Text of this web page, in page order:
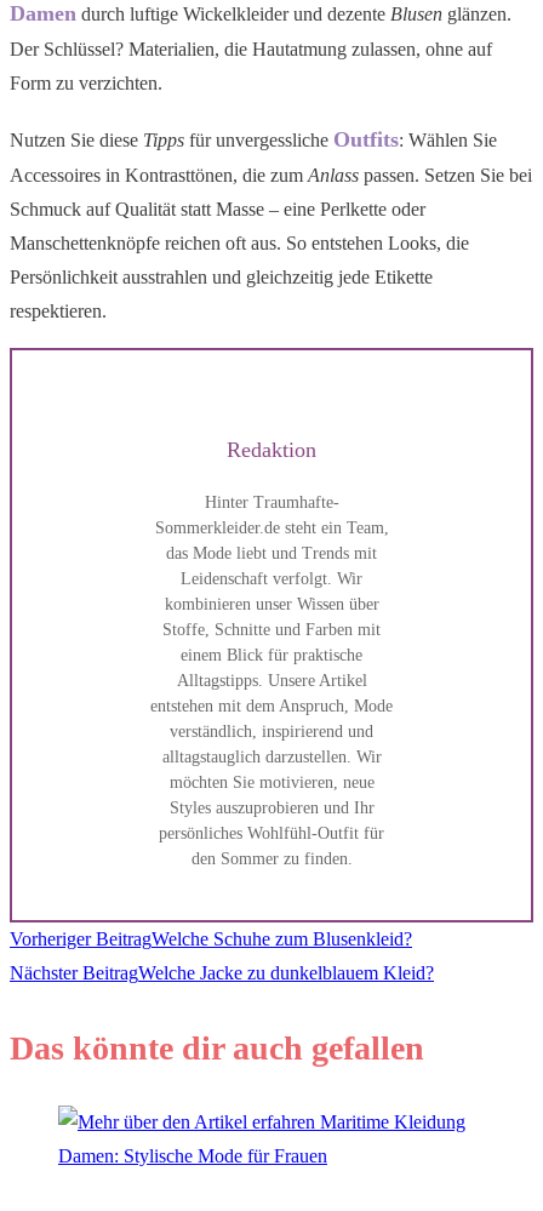
Damen durch luftige Wickelkleider und dezente Blusen glänzen.
Der Schlüssel? Materialien, die Hautatmung zulassen, ohne auf
Form zu verzichten.
Nutzen Sie diese Tipps für unvergessliche Outfits: Wählen Sie
Accessoires in Kontrasttönen, die zum Anlass passen. Setzen Sie bei
Schmuck auf Qualität statt Masse – eine Perlkette oder
Manschettenknöpfe reichen oft aus. So entstehen Looks, die
Persönlichkeit ausstrahlen und gleichzeitig jede Etikette
respektieren.
Redaktion
Hinter Traumhafte-
Sommerkleider.de steht ein Team,
das Mode liebt und Trends mit
Leidenschaft verfolgt. Wir
kombinieren unser Wissen über
Stoffe, Schnitte und Farben mit
einem Blick für praktische
Alltagstipps. Unsere Artikel
entstehen mit dem Anspruch, Mode
verständlich, inspirierend und
alltagstauglich darzustellen. Wir
möchten Sie motivieren, neue
Styles auszuprobieren und Ihr
persönliches Wohlfühl-Outfit für
den Sommer zu finden.
Weitere
ansehen
Vorheriger BeitragWelche Schuhe zum Blusenkleid?
Nächster BeitragWelche Jacke zu dunkelblauem Kleid?
Das könnte dir auch gefallen